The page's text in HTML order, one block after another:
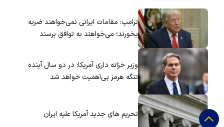
ترامپ: مقامات ایرانی نمی‌خواهند ضربه
بخورند؛ می‌خواهند به توافق برسند
وزیر خزانه داری آمریکا: در دو سال آینده
تنگه هرمز بی‌اهمیت خواهد شد
تحریم های جدید آمریکا علیه ایران